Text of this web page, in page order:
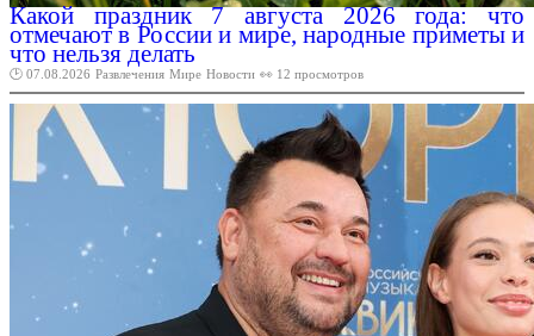
Какой праздник 7 августа 2026 года: что
отмечают в России и мире, народные приметы и
что нельзя делать
🕑 07.08.2026 Развлечения Мире Новости 👀 12 просмотров